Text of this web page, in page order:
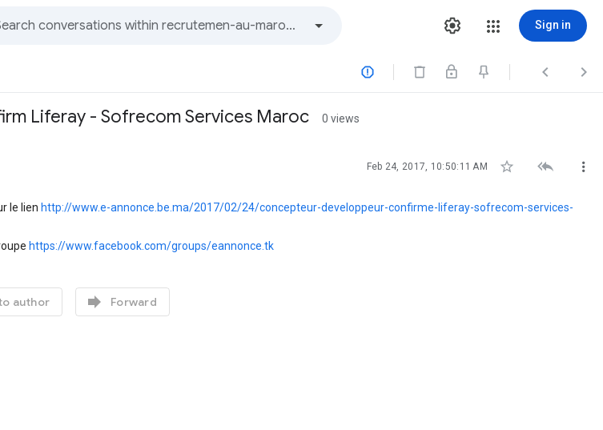
Sign in
  
Liferay - Sofrecom Services Maroc 0 views
Feb 24, 2017, 10:50:11 AM   
le lien http://www.e-annonce.be.ma/2017/02/24/concepteur-developpeur-confirme-liferay-sofrecom-services-
https://www.facebook.com/groups/eannonce.tk
author  Forward